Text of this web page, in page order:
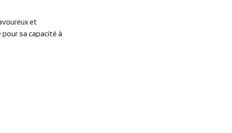
et
sa capacité à